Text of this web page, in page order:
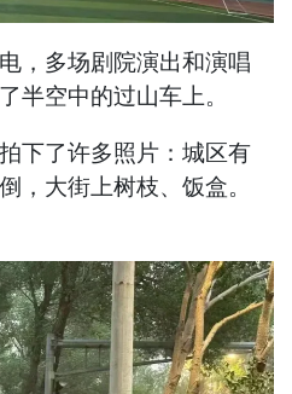
，多场剧院演出和演唱
半空中的过山车上。
下了许多照片：城区有
，大街上树枝、饭盒。